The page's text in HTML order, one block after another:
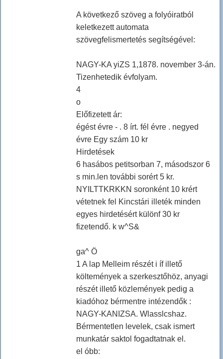
A következő szöveg a folyóiratból
keletkezett automata
szövegfelismertetés segítségével:
NAGY-KA yiZS 1,1878. november 3-án.
Tizenhetedik évfolyam.
4
o
Előfizetett ár:
égést évre - . 8 írt. fél évre . negyed
évre Egy szám 10 kr
Hirdetések
6 hasábos petitsorban 7, másodszor 6
s min.len további sorért 5 kr.
NYILTTKRKKN soronként 10 krért
vétetnek fel Kincstári illeték minden
egyes hirdetésért különf 30 kr
fizetendő. k w^S&
ga^ Ö
1 A lap Melleim részét i íf illető
költemények a szerkesztőhöz, anyagi
részét illető közlemények pedig a
kiadóhoz bérmentre intézendők :
NAGY-KANIZSA. Wlasslcshaz.
Bérmentetlen levelek, csak ismert
munkatár saktol fogadtatnak el.
el óbb: